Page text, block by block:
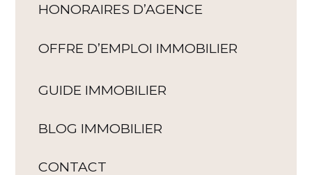
HONORAIRES D’AGENCE
OFFRE D’EMPLOI IMMOBILIER
GUIDE IMMOBILIER
BLOG IMMOBILIER
CONTACT